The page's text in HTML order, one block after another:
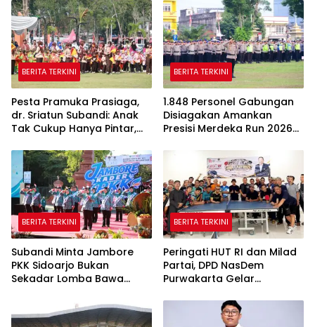
BERITA TERKINI
Pesta Pramuka Prasiaga,
dr. Sriatun Subandi: Anak
Tak Cukup Hanya Pintar,
Dibentuk Sejak Dini
BERITA TERKINI
1.848 Personel Gabungan
Disiagakan Amankan
Presisi Merdeka Run 2026
BERITA TERKINI
Subandi Minta Jambore
PKK Sidoarjo Bukan
Sekadar Lomba Bawa
untuk Warga
BERITA TERKINI
Peringati HUT RI dan Milad
Partai, DPD NasDem
Purwakarta Gelar
hingga Baksos Gratis